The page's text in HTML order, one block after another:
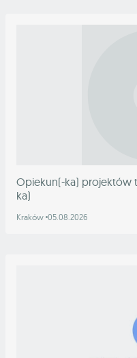
Opiekun(-ka) projektów
ka)
Kraków 05.08.2026